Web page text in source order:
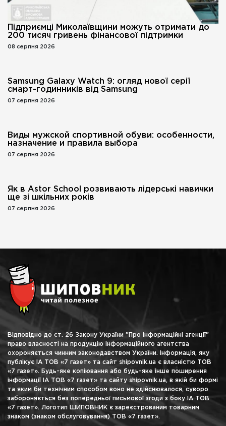
Підприємці Миколаївщини можуть отримати до
200 тисяч гривень фінансової підтримки
08 серпня 2026
Samsung Galaxy Watch 9: огляд нової серії
смарт-годинників від Samsung
07 серпня 2026
Виды мужской спортивной обуви: особенности,
назначение и правила выбора
07 серпня 2026
Як в Astor School розвивають лідерські навички
ще зі шкільних років
07 серпня 2026
Відповідно до ст. 26 Закону України "Про інформаційні агенції"
право власності на продукцію інформаційного агентства
охороняється чинним законодавством України. Інформація, яку
публікує ІА ТОВ «7 газет» та сайт shipovnik.ua є власністю ТОВ
«7 газет». Будь-яке копіювання або будь-яке інше поширення
інформації ІА ТОВ «7 газет» та сайту shipovnik.ua, в якій би формі
та яким би технічним способом воно не здійснювалося, суворо
забороняється без попередньої письмової згоди з боку ІА ТОВ
«7 газет». Логотип ШИПОВНИК є зареєстрованим товарним
знаком (знаком обслуговування) ТОВ «7 газет».